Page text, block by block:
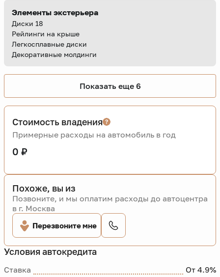
Элементы экстерьера
Диски 18
Рейлинги на крыше
Легкосплавные диски
Декоративные молдинги
Показать еще 6
Условия автокредита
Ставка
От 4.9%
Стоимость владения
Примерные расходы на автомобиль в год
0 ₽
Похоже, вы из
Позвоните, и мы оплатим расходы до автоцентра
в г. Москва
Перезвоните мне